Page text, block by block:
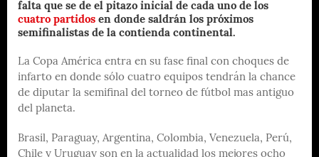
falta que se de el pitazo inicial de cada uno de los
cuatro partidos en donde saldrán los próximos
semifinalistas de la contienda continental.
La Copa América entra en su fase final con choques de
infarto en donde sólo cuatro equipos tendrán la chance
de diputar la semifinal del torneo de fútbol mas antiguo
del planeta.
Brasil, Paraguay, Argentina, Colombia, Venezuela, Perú,
Chile y Uruguay son en la actualidad los mejores ocho